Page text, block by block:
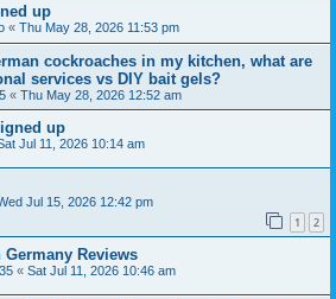
up
« Thu May 28, 2026 11:53 pm
cockroaches in my kitchen, what are
services vs DIY bait gels?
« Thu May 28, 2026 12:52 am
up
Jul 11, 2026 10:14 am
Jul 15, 2026 12:42 pm
1 2
Reviews
« Sat Jul 11, 2026 10:46 am